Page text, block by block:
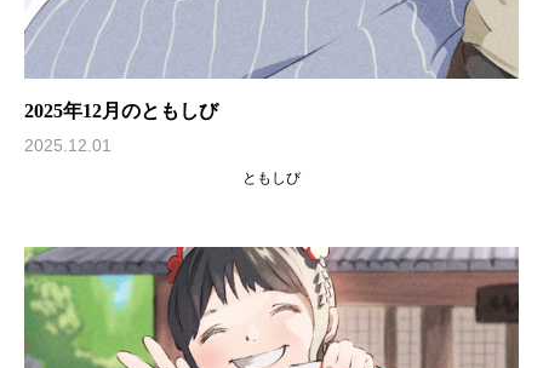
2025年12月のともしび
2025.12.01
ともしび